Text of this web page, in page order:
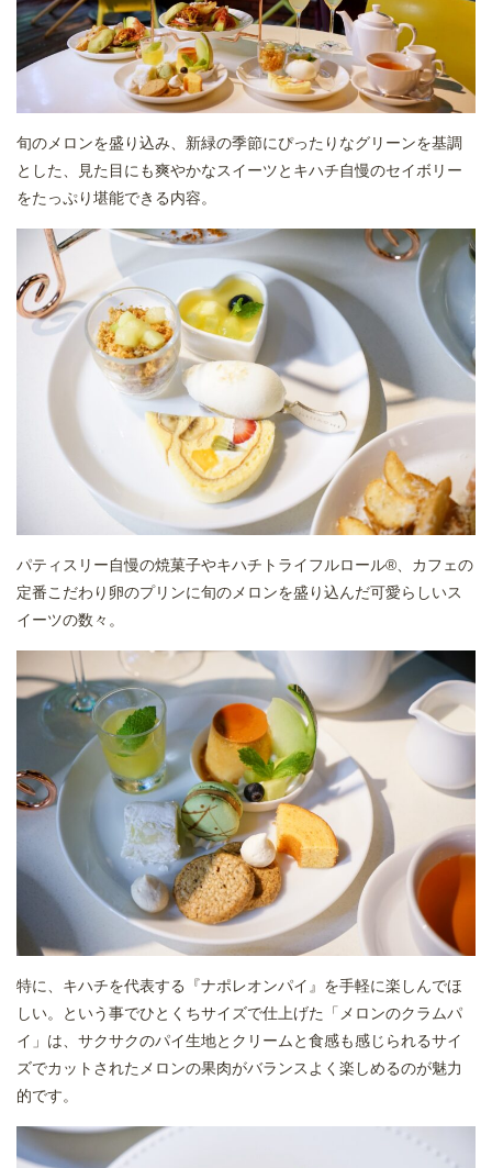
旬のメロンを盛り込み、新緑の季節にぴったりなグリーンを基調
とした、見た目にも爽やかなスイーツとキハチ自慢のセイボリー
をたっぷり堪能できる内容。
パティスリー自慢の焼菓子やキハチトライフルロール®、カフェの
定番こだわり卵のプリンに旬のメロンを盛り込んだ可愛らしいス
イーツの数々。
特に、キハチを代表する『ナポレオンパイ』を手軽に楽しんでほ
しい。という事でひとくちサイズで仕上げた「メロンのクラムパ
イ」は、サクサクのパイ生地とクリームと食感も感じられるサイ
ズでカットされたメロンの果肉がバランスよく楽しめるのが魅力
的です。